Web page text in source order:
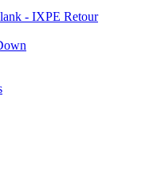
- IXPE Retour